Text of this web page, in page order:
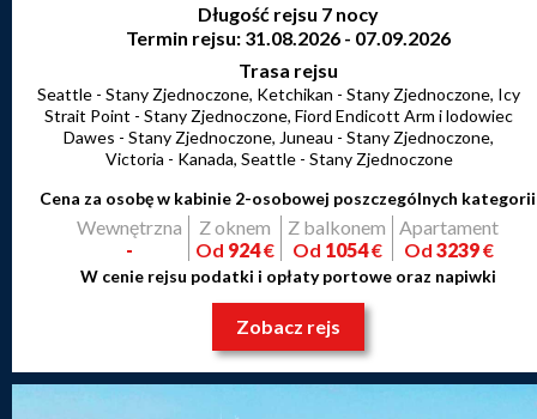
Długość rejsu 7 nocy
Termin rejsu: 31.08.2026 - 07.09.2026
Trasa rejsu
Seattle - Stany Zjednoczone, Ketchikan - Stany Zjednoczone, Icy
Strait Point - Stany Zjednoczone, Fiord Endicott Arm i lodowiec
Dawes - Stany Zjednoczone, Juneau - Stany Zjednoczone,
Victoria - Kanada, Seattle - Stany Zjednoczone
Cena za osobę w kabinie 2-osobowej poszczególnych kategorii
Wewnętrzna
-
Z oknem
Od 924€
Z balkonem
Od 1054€
Apartament
Od 3239€
W cenie rejsu podatki i opłaty portowe oraz napiwki
Zobacz rejs